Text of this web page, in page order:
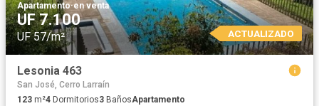
Apartamento·en venta
UF 7.100
UF 57/m² ACTUALIZADO
Lesonia 463
San José, Cerro Larraín
123 m²4 Dormitorios3 BañosApartamento